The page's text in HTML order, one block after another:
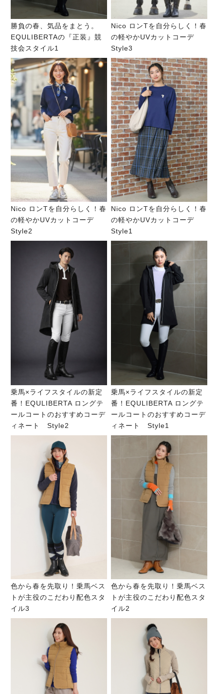
勝負の春、気品をまとう。
EQULIBERTAの『正装』競
技会スタイル1
Nico ロンTを自分らしく！春
の軽やかUVカットコーデ
Style3
Nico ロンTを自分らしく！春
の軽やかUVカットコーデ
Style2
Nico ロンTを自分らしく！春
の軽やかUVカットコーデ
Style1
乗馬×ライフスタイルの新定
番！EQULIBERTA ロングテ
ールコートのおすすめコーデ
ィネート Style2
乗馬×ライフスタイルの新定
番！EQULIBERTA ロングテ
ールコートのおすすめコーデ
ィネート Style1
色から春を先取り！乗馬ベス
トが主役のこだわり配色スタ
イル3
色から春を先取り！乗馬ベス
トが主役のこだわり配色スタ
イル2